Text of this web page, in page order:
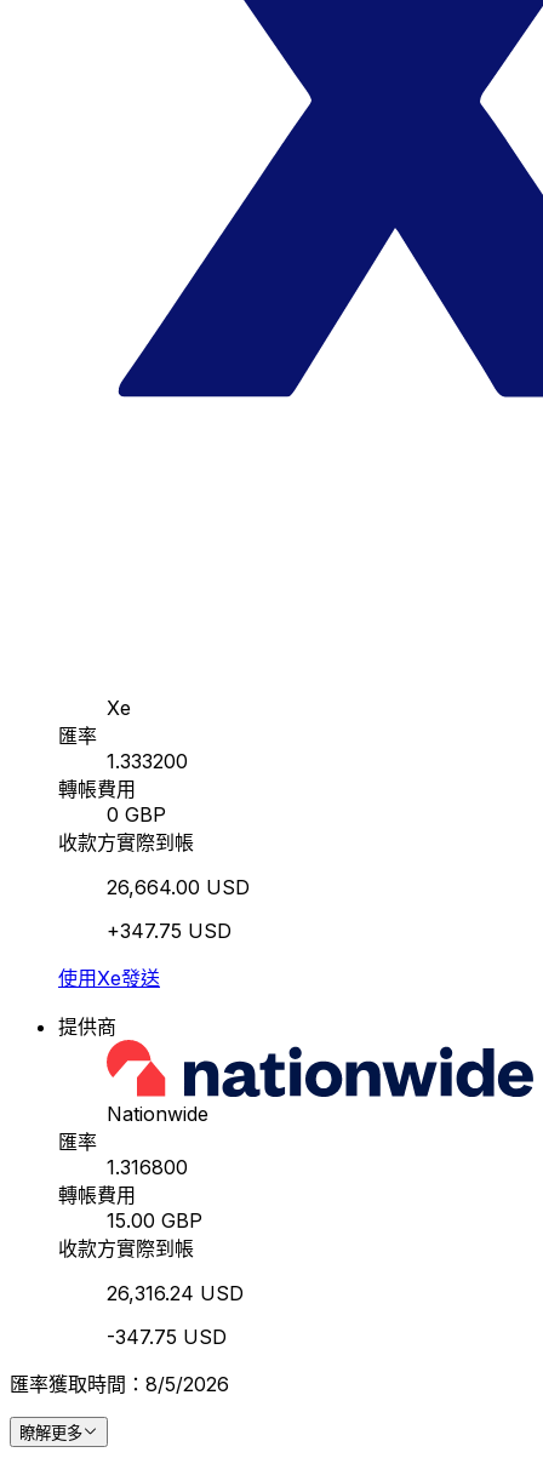
Xe
匯率
1.333200
轉帳費用
0 GBP
收款方實際到帳
26,664.00 USD
+347.75 USD
使用Xe發送
提供商
Nationwide
匯率
1.316800
轉帳費用
15.00 GBP
收款方實際到帳
26,316.24 USD
-347.75 USD
匯率獲取時間：8/5/2026
瞭解更多